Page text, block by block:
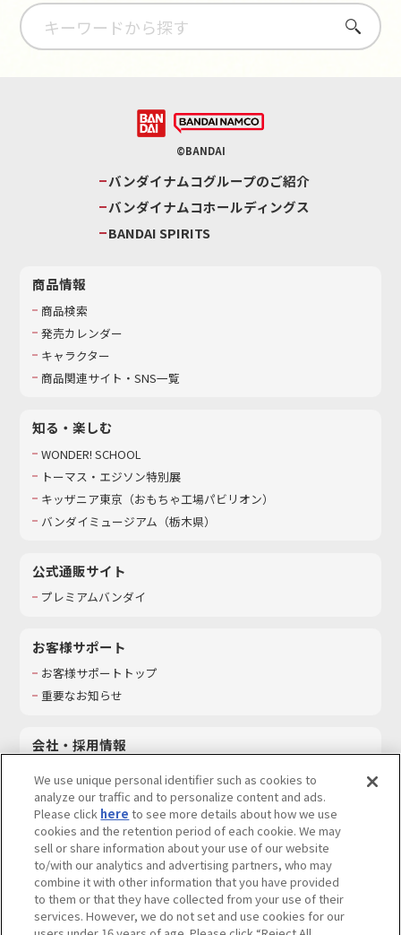
さがす
©BANDAI
バンダイナムコグループのご紹介
バンダイナムコホールディングス
BANDAI SPIRITS
商品情報
商品検索
発売カレンダー
キャラクター
商品関連サイト・SNS一覧
知る・楽しむ
WONDER! SCHOOL
トーマス・エジソン特別展
キッザニア東京（おもちゃ工場パビリオン）​
バンダイミュージアム（栃木県）
公式通販サイト
プレミアムバンダイ
お客様サポート
お客様サポートトップ
重要なお知らせ
会社・採用情報
採用情報
サステナビリティ
お問い合わせ
ウェブサイトご利用条件 ソーシャルメディアポリシー
We use unique personal identifier such as cookies to
analyze our traffic and to personalize content and ads.
Please click here to see more details about how we use
cookies and the retention period of each cookie. We may
sell or share information about your use of our website
to/with our analytics and advertising partners, who may
combine it with other information that you have provided
to them or that they have collected from your use of their
services. However, we do not set and use cookies for our